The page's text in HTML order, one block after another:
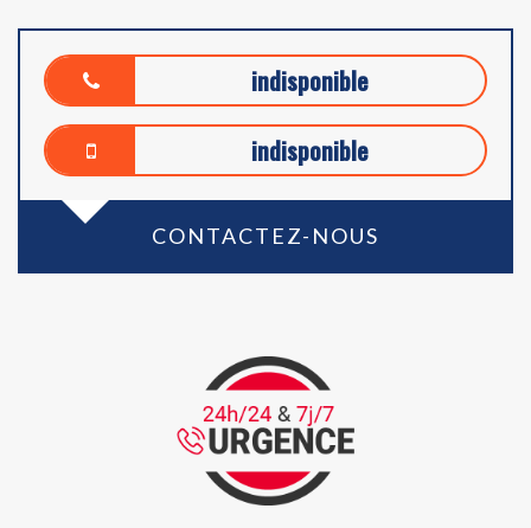
indisponible
indisponible
CONTACTEZ-NOUS